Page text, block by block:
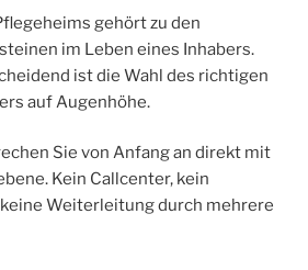
gehört zu den
im Leben eines Inhabers.
ist die Wahl des richtigen
auf Augenhöhe.
Sie von Anfang an direkt mit
Kein Callcenter, kein
Weiterleitung durch mehrere